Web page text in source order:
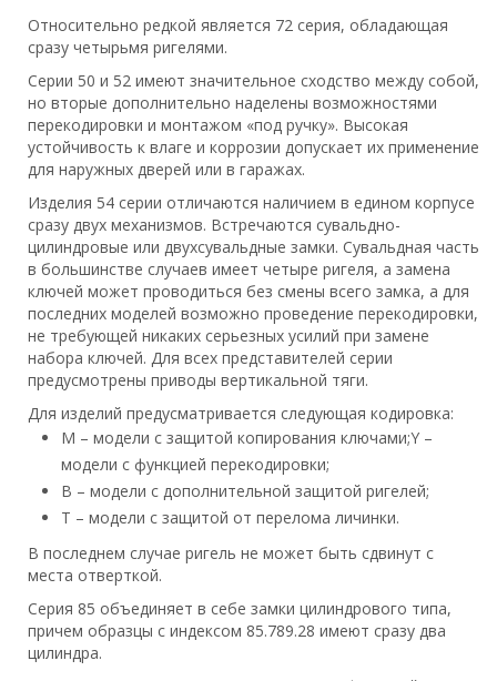
Относительно редкой является 72 серия, обладающая
сразу четырьмя ригелями.
Серии 50 и 52 имеют значительное сходство между собой,
но вторые дополнительно наделены возможностями
перекодировки и монтажом «под ручку». Высокая
устойчивость к влаге и коррозии допускает их применение
для наружных дверей или в гаражах.
Изделия 54 серии отличаются наличием в едином корпусе
сразу двух механизмов. Встречаются сувальдно-
цилиндровые или двухсувальдные замки. Сувальдная часть
в большинстве случаев имеет четыре ригеля, а замена
ключей может проводиться без смены всего замка, а для
последних моделей возможно проведение перекодировки,
не требующей никаких серьезных усилий при замене
набора ключей. Для всех представителей серии
предусмотрены приводы вертикальной тяги.
Для изделий предусматривается следующая кодировка:
М – модели с защитой копирования ключами;Y –
модели с функцией перекодировки;
B – модели с дополнительной защитой ригелей;
T – модели с защитой от перелома личинки.
В последнем случае ригель не может быть сдвинут с
места отверткой.
Серия 85 объединяет в себе замки цилиндрового типа,
причем образцы с индексом 85.789.28 имеют сразу два
цилиндра.